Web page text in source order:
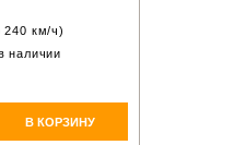
240 км/ч)
наличии
В КОРЗИНУ